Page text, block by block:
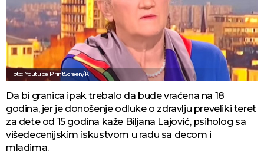
Foto: Youtube PrintScreen/K1
Da bi granica ipak trebalo da bude vraćena na 18
godina, jer je donošenje odluke o zdravlju preveliki teret
za dete od 15 godina kaže Biljana Lajović, psiholog sa
višedecenijskim iskustvom u radu sa decom i
mladima.